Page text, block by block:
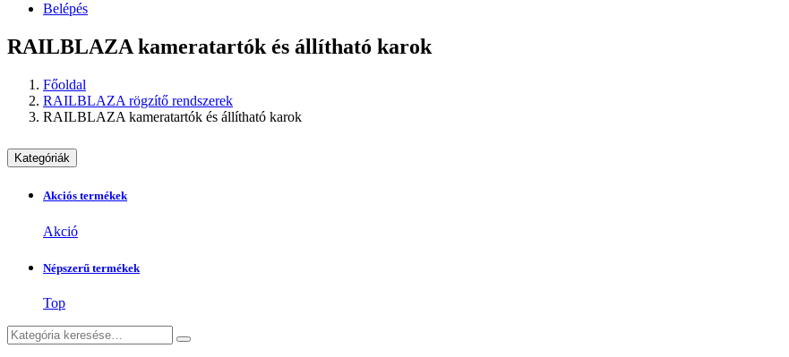
Belépés
RAILBLAZA kameratartók és állítható karok
Főoldal
RAILBLAZA rögzítő rendszerek
RAILBLAZA kameratartók és állítható karok
Kategóriák
Akciós termékek
Akció
Népszerű termékek
Top